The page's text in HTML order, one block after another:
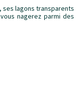
ses lagons transparents
nagerez parmi des